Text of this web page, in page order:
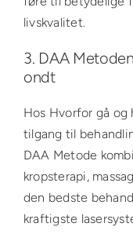
livskvalitet.
3. DAA
ondt
Hos Hvorfor gå
tilgang til
DAA Metode
kropsterapi,
den bedste
kraftigste